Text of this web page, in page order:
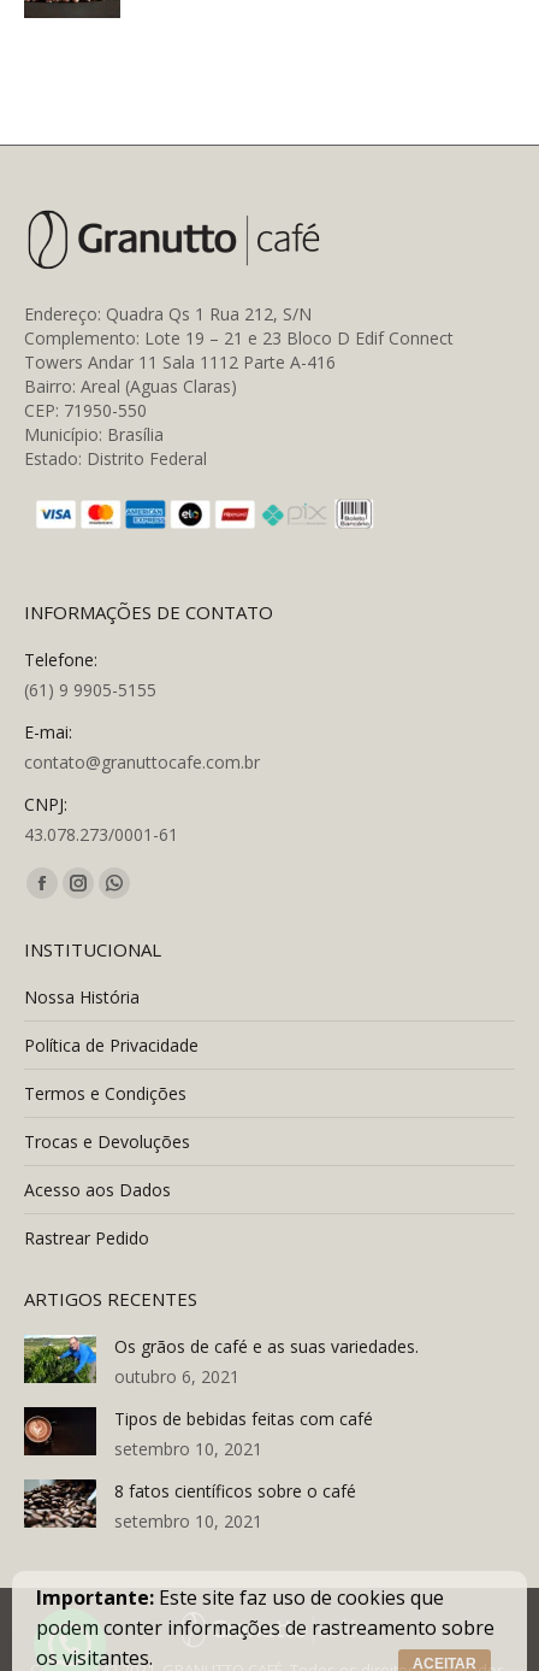
Endereço: Quadra Qs 1 Rua 212, S/N
Complemento: Lote 19 – 21 e 23 Bloco D Edif Connect
Towers Andar 11 Sala 1112 Parte A-416
Bairro: Areal (Aguas Claras)
CEP: 71950-550
Município: Brasília
Estado: Distrito Federal
INFORMAÇÕES DE CONTATO
Telefone:
(61) 9 9905-5155
E-mai:
contato@granuttocafe.com.br
CNPJ:
43.078.273/0001-61
Encontre-nos em:
Facebook
opens
in
window
Instagram
opens
in
window
Whatsapp
opens
in
window
INSTITUCIONAL
Nossa História
Política de Privacidade
Termos e Condições
Trocas e Devoluções
Acesso aos Dados
Rastrear Pedido
ARTIGOS RECENTES
Os grãos de café e as suas variedades.
outubro 6, 2021
Tipos de bebidas feitas com café
setembro 10, 2021
8 fatos científicos sobre o café
setembro 10, 2021
Importante: Este site faz uso de cookies que
podem conter informações de rastreamento sobre
os visitantes.
ACEITAR